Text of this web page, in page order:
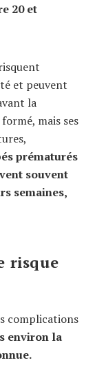
20 et
et peuvent
la
mais ses
prématurés
souvent
semaines,
risque
complications
environ la